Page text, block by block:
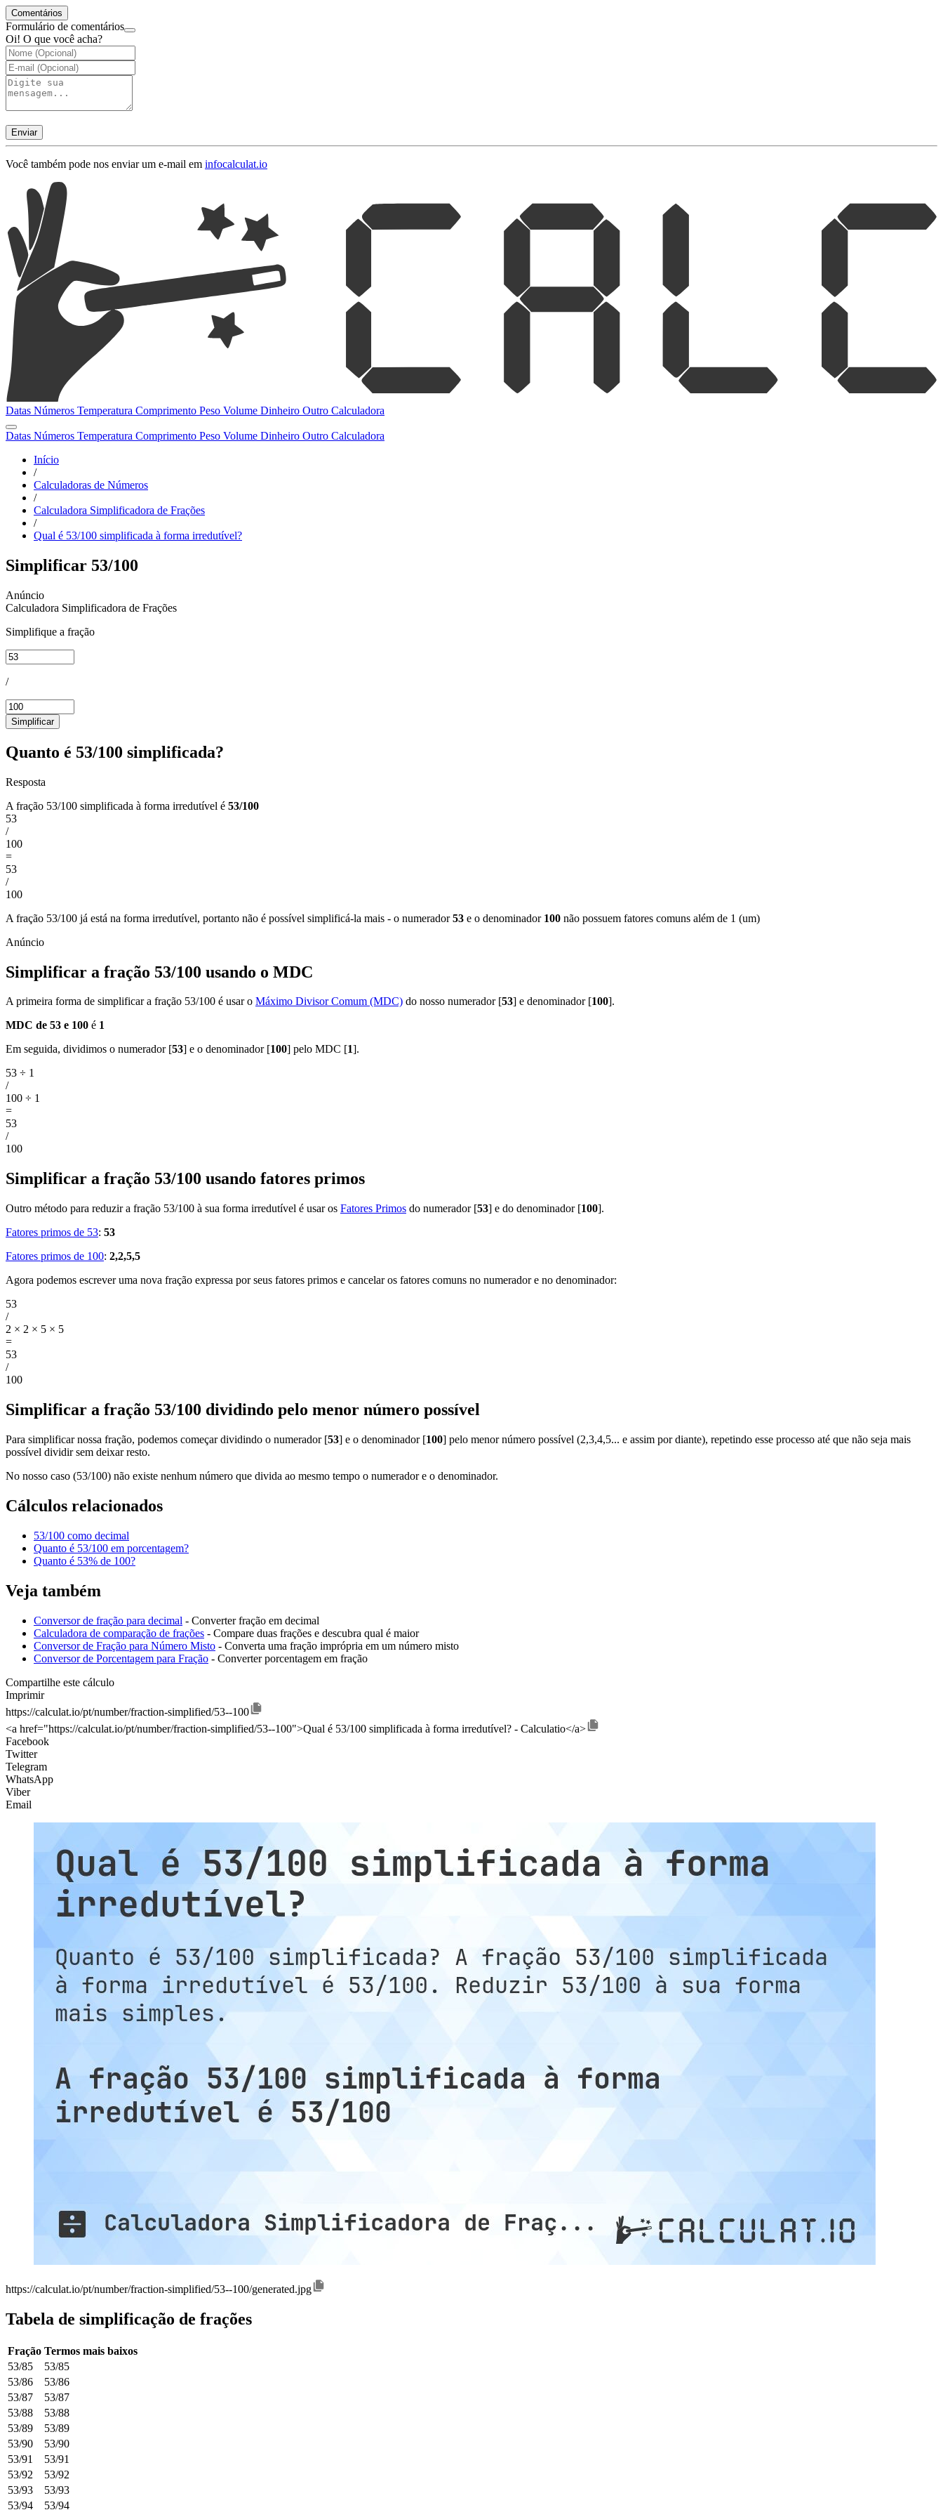
Comentários
Formulário de comentários
Oi! O que você acha?
Enviar
Você também pode nos enviar um e-mail em infocalculat.io
Datas Números Temperatura Comprimento Peso Volume Dinheiro Outro Calculadora
Datas Números Temperatura Comprimento Peso Volume Dinheiro Outro Calculadora
Início
/
Calculadoras de Números
/
Calculadora Simplificadora de Frações
/
Qual é 53/100 simplificada à forma irredutível?
Simplificar 53/100
Calculadora Simplificadora de Frações
Simplifique a fração
/
Simplificar
Quanto é 53/100 simplificada?
Resposta
A fração 53/100 simplificada à forma irredutível é 53/100
53
/
100
=
53
/
100
A fração 53/100 já está na forma irredutível, portanto não é possível simplificá-la mais - o numerador53 e o denominador 100 não possuem fatores comuns além de 1 (um)
Simplificar a fração 53/100 usando o MDC
A primeira forma de simplificar a fração 53/100 é usar o Máximo Divisor Comum (MDC) do nosso numerador [53] e denominador [100].
MDC de 53 e 100 é 1
Em seguida, dividimos o numerador [53] e o denominador [100] pelo MDC [1].
53 ÷ 1
/
100 ÷ 1
=
53
/
100
Simplificar a fração 53/100 usando fatores primos
Outro método para reduzir a fração 53/100 à sua forma irredutível é usar os Fatores Primos do numerador [53] e do denominador [100].
Fatores primos de 53: 53
Fatores primos de 100: 2,2,5,5
Agora podemos escrever uma nova fração expressa por seus fatores primos e cancelar os fatores comuns no numerador e no denominador:
53
/
2 × 2 × 5 × 5
=
53
/
100
Simplificar a fração 53/100 dividindo pelo menor número possível
Para simplificar nossa fração, podemos começar dividindo o numerador [53] e o denominador [100] pelo menor número possível (2,3,4,5... e assim por diante), repetindo esse processo até que não seja mais
possível dividir sem deixar resto.
No nosso caso (53/100) não existe nenhum número que divida ao mesmo tempo o numerador e o denominador.
Cálculos relacionados
53/100 como decimal
Quanto é 53/100 em porcentagem?
Quanto é 53% de 100?
Veja também
Conversor de fração para decimal - Converter fração em decimal
Calculadora de comparação de frações - Compare duas frações e descubra qual é maior
Conversor de Fração para Número Misto - Converta uma fração imprópria em um número misto
Conversor de Porcentagem para Fração - Converter porcentagem em fração
Compartilhe este cálculo
Imprimir
https://calculat.io/pt/number/fraction-simplified/53--100
<a href="https://calculat.io/pt/number/fraction-simplified/53--100">Qual é 53/100 simplificada à forma irredutível? - Calculatio</a>
Facebook
Twitter
Telegram
WhatsApp
Viber
Email
https://calculat.io/pt/number/fraction-simplified/53--100/generated.jpg
Tabela de simplificação de frações
Fração Termos mais baixos
53/85
53/85
53/86
53/86
53/87
53/87
53/88
53/88
53/89
53/89
53/90
53/90
53/91
53/91
53/92
53/92
53/93
53/93
53/94
53/94